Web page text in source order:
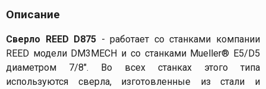
Описание
Сверло REED D875 - работает со станками компании
REED модели DM3MECH и со станками Mueller® E5/D5
диаметром 7/8". Во всех станках этого типа
используются сверла, изготовленные из стали и